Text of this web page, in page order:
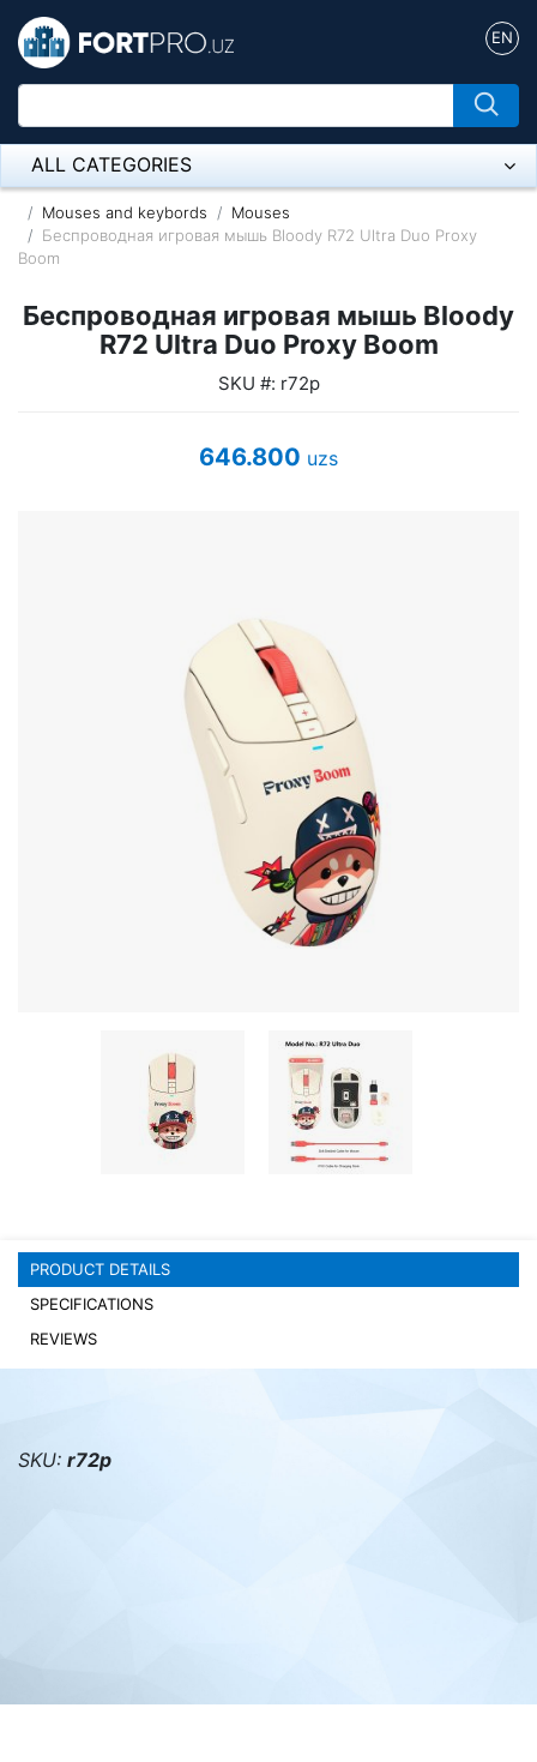
EN
ALL CATEGORIES
Микрофон
Напольные розетки
Оборудование Mikrotik
ADSL, Wan / Lan Routers, Wi-Fi
UPS Uninterruptible Power Supply
Mouses and keybords
PC components
Mouses and keybords
Mouses
Беспроводная игровая мышь Bloody R72 Ultra Duo Proxy
Boom
Беспроводная игровая мышь Bloody
R72 Ultra Duo Proxy Boom
SKU #: r72p
646.800 uzs
PRODUCT DETAILS
SPECIFICATIONS
REVIEWS
SKU: r72p